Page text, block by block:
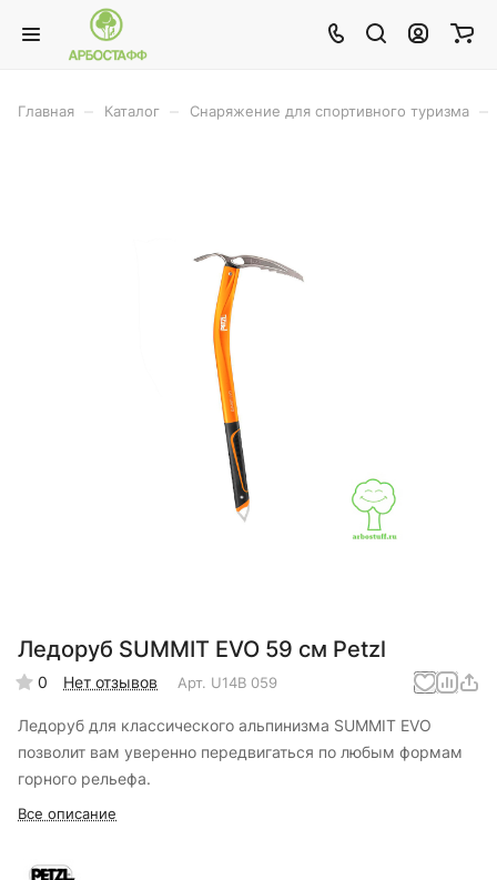
Главная Каталог Снаряжение для спортивного туризма
Ледоруб SUMMIT EVO 59 см Petzl
0 Нет отзывов Арт. U14B 059
Ледоруб для классического альпинизма SUMMIT EVO
позволит вам уверенно передвигаться по любым формам
горного рельефа.
Все описание